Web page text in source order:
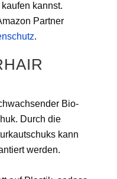
kannst.
Partner
.
Bio-
Durch die
kann
werden.